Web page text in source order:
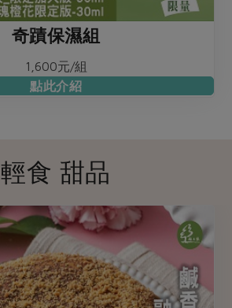
奇蹟保濕組
1,600元/組
點此介紹
輕食 甜品